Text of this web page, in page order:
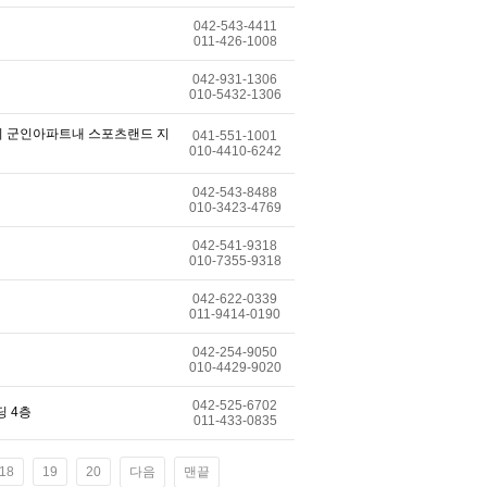
042-543-4411
011-426-1008
042-931-1306
010-5432-1306
인아파트내 스포츠랜드 지
041-551-1001
010-4410-6242
042-543-8488
010-3423-4769
042-541-9318
010-7355-9318
042-622-0339
011-9414-0190
042-254-9050
010-4429-9020
4층
042-525-6702
011-433-0835
19 20 다음 맨끝